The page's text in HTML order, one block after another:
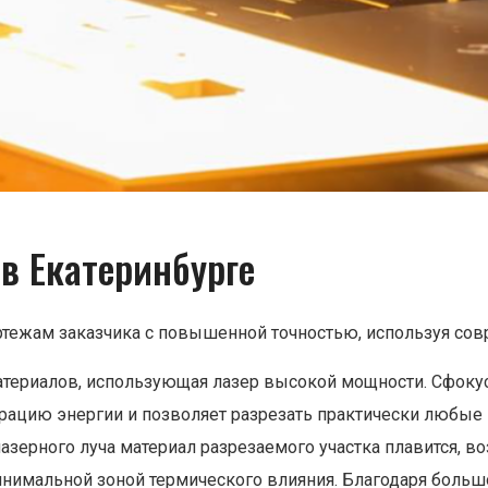
Екатеринбурге
заказчика с повышенной точностью, используя
использующая лазер высокой мощности.
энергии и позволяет разрезать практически
луча материал разрезаемого участка плавится,
зоной термического влияния. Благодаря